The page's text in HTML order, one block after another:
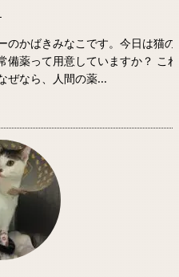
のかばきみなこです。今日は猫の
備薬って用意していますか？ こ
ぜなら、人間の薬...